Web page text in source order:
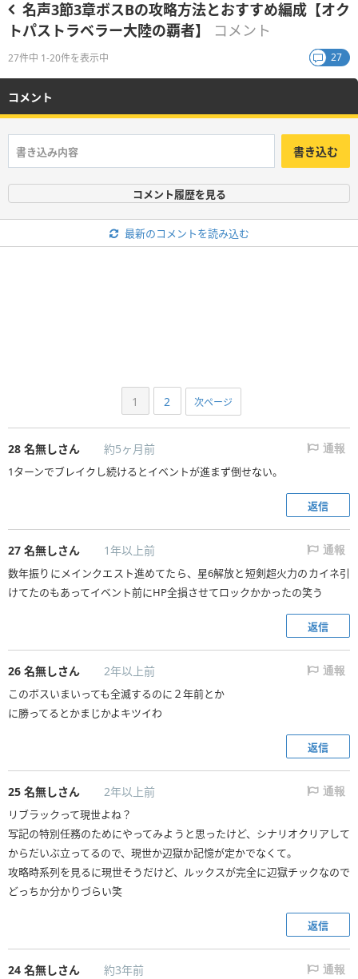
名声3節3章ボスBの攻略方法とおすすめ編成【オク
トパストラベラー大陸の覇者】
コメント
27件中 1-20件を表示中 27
コメント
書き込む
コメント履歴を見る
最新のコメントを読み込む
1 2 次ページ
28 名無しさん 約5ヶ月前 通報
1ターンでブレイクし続けるとイベントが進まず倒せない。
返信
27 名無しさん 1年以上前 通報
数年振りにメインクエスト進めてたら、星6解放と短剣超火力のカイネ引
けてたのもあってイベント前にHP全損させてロックかかったの笑う
返信
26 名無しさん 2年以上前 通報
このボスいまいっても全滅するのに２年前とか
に勝ってるとかまじかよキツイわ
返信
25 名無しさん 2年以上前 通報
リブラックって現世よね？
写記の特別任務のためにやってみようと思ったけど、シナリオクリアして
からだいぶ立ってるので、現世か辺獄か記憶が定かでなくて。
攻略時系列を見るに現世そうだけど、ルックスが完全に辺獄チックなので
どっちか分かりづらい笑
返信
24 名無しさん 約3年前 通報